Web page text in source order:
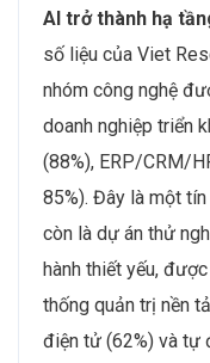
AI trở thành hạ
số liệu của Viet
nhóm công nghệ
doanh nghiệp triển
(88%), ERP/CRM/
85%). Đây là một
còn là dự án thử
hành thiết yếu,
thống quản trị nền
điện tử (62%) và tự